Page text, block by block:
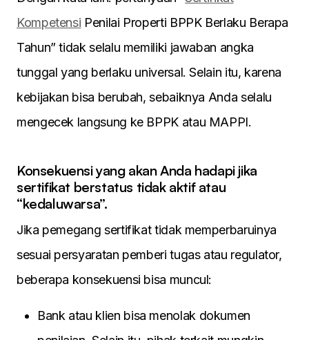
Kompetensi Penilai Properti BPPK Berlaku Berapa
Tahun” tidak selalu memiliki jawaban angka
tunggal yang berlaku universal. Selain itu, karena
kebijakan bisa berubah, sebaiknya Anda selalu
mengecek langsung ke BPPK atau MAPPI.
Konsekuensi yang akan Anda hadapi jika
sertifikat berstatus tidak aktif atau
“kedaluwarsa”.
Jika pemegang sertifikat tidak memperbaruinya
sesuai persyaratan pemberi tugas atau regulator,
beberapa konsekuensi bisa muncul:
Bank atau klien bisa menolak dokumen